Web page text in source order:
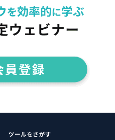
ツールをさがす